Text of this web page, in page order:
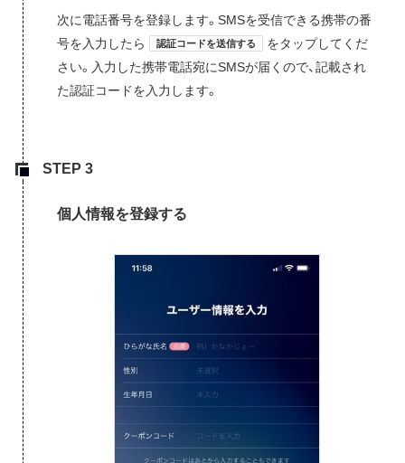
次に電話番号を登録します。SMSを受信できる携帯の番
号を入力したら
認証コードを送信する
をタップしてくだ
さい。入力した携帯電話宛にSMSが届くので、記載され
た認証コードを入力します。
個人情報を登録する